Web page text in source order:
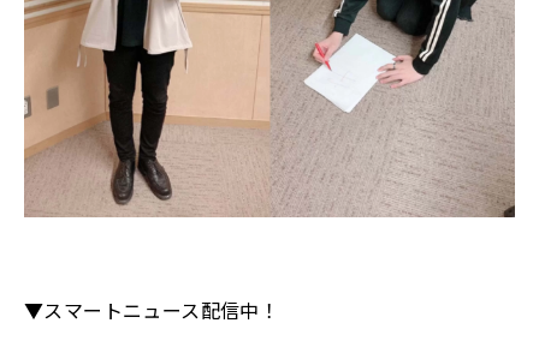
▼スマートニュース配信中！